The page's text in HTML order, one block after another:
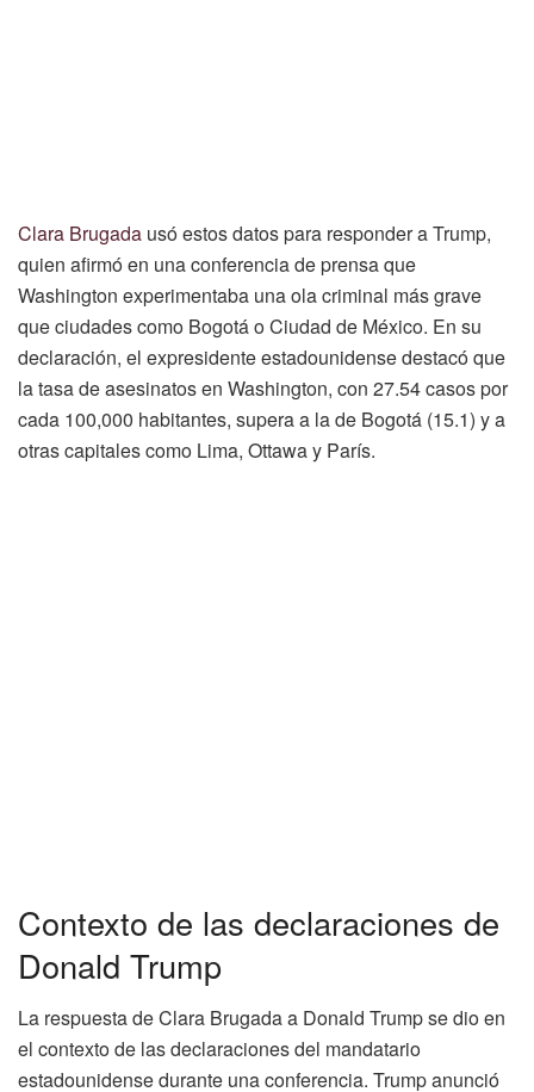
Clara Brugada usó estos datos para responder a Trump,
quien afirmó en una conferencia de prensa que
Washington experimentaba una ola criminal más grave
que ciudades como Bogotá o Ciudad de México. En su
declaración, el expresidente estadounidense destacó que
la tasa de asesinatos en Washington, con 27.54 casos por
cada 100,000 habitantes, supera a la de Bogotá (15.1) y a
otras capitales como Lima, Ottawa y París.
Contexto de las declaraciones de
Donald Trump
La respuesta de Clara Brugada a Donald Trump se dio en
el contexto de las declaraciones del mandatario
estadounidense durante una conferencia. Trump anunció